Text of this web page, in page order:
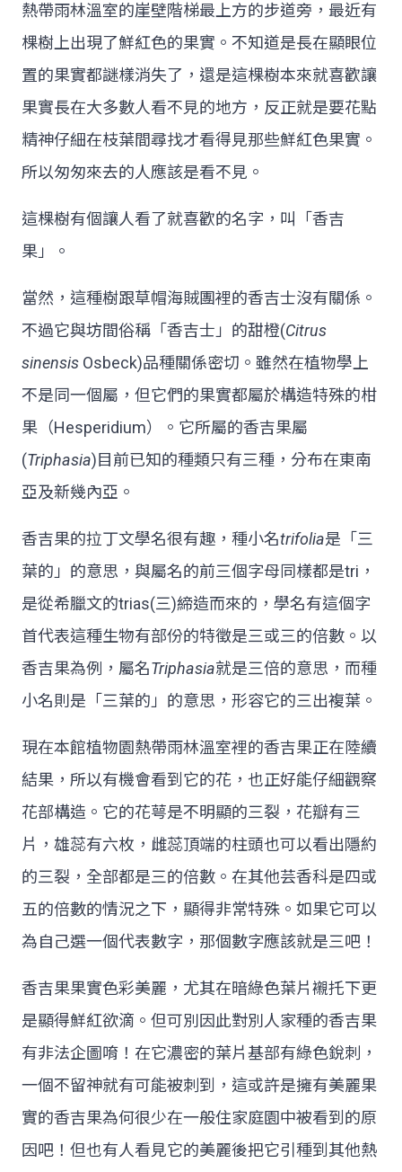
熱帶雨林溫室的崖壁階梯最上方的步道旁，最近有
棵樹上出現了鮮紅色的果實。不知道是長在顯眼位
置的果實都謎樣消失了，還是這棵樹本來就喜歡讓
果實長在大多數人看不見的地方，反正就是要花點
精神仔細在枝葉間尋找才看得見那些鮮紅色果實。
所以匆匆來去的人應該是看不見。
這棵樹有個讓人看了就喜歡的名字，叫「香吉
果」。
當然，這種樹跟草帽海賊團裡的香吉士沒有關係。
不過它與坊間俗稱「香吉士」的甜橙(Citrus
sinensis Osbeck)品種關係密切。雖然在植物學上
不是同一個屬，但它們的果實都屬於構造特殊的柑
果（Hesperidium）。它所屬的香吉果屬
(Triphasia)目前已知的種類只有三種，分布在東南
亞及新幾內亞。
香吉果的拉丁文學名很有趣，種小名trifolia是「三
葉的」的意思，與屬名的前三個字母同樣都是tri，
是從希臘文的trias(三)締造而來的，學名有這個字
首代表這種生物有部份的特徵是三或三的倍數。以
香吉果為例，屬名Triphasia就是三倍的意思，而種
小名則是「三葉的」的意思，形容它的三出複葉。
現在本館植物園熱帶雨林溫室裡的香吉果正在陸續
結果，所以有機會看到它的花，也正好能仔細觀察
花部構造。它的花萼是不明顯的三裂，花瓣有三
片，雄蕊有六枚，雌蕊頂端的柱頭也可以看出隱約
的三裂，全部都是三的倍數。在其他芸香科是四或
五的倍數的情況之下，顯得非常特殊。如果它可以
為自己選一個代表數字，那個數字應該就是三吧！
香吉果果實色彩美麗，尤其在暗綠色葉片襯托下更
是顯得鮮紅欲滴。但可別因此對別人家種的香吉果
有非法企圖唷！在它濃密的葉片基部有綠色銳刺，
一個不留神就有可能被刺到，這或許是擁有美麗果
實的香吉果為何很少在一般住家庭園中被看到的原
因吧！但也有人看見它的美麗後把它引種到其他熱